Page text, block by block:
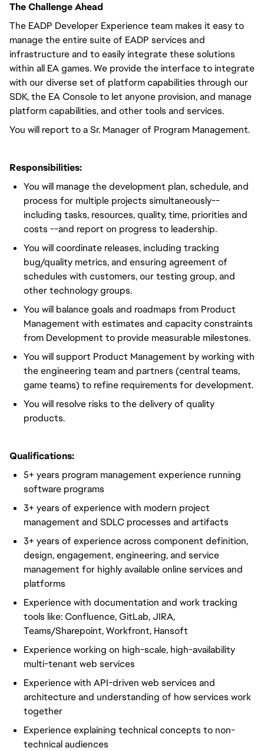
The Challenge Ahead
The EADP Developer Experience team makes it easy to
manage the entire suite of EADP services and
infrastructure and to easily integrate these solutions
within all EA games. We provide the interface to integrate
with our diverse set of platform capabilities through our
SDK, the EA Console to let anyone provision, and manage
platform capabilities, and other tools and services.
You will report to a Sr. Manager of Program Management.
Responsibilities:
You will manage the development plan, schedule, and
process for multiple projects simultaneously--
including tasks, resources, quality, time, priorities and
costs --and report on progress to leadership.
You will coordinate releases, including tracking
bug/quality metrics, and ensuring agreement of
schedules with customers, our testing group, and
other technology groups.
You will balance goals and roadmaps from Product
Management with estimates and capacity constraints
from Development to provide measurable milestones.
You will support Product Management by working with
the engineering team and partners (central teams,
game teams) to refine requirements for development.
You will resolve risks to the delivery of quality
products.
Qualifications:
5+ years program management experience running
software programs
3+ years of experience with modern project
management and SDLC processes and artifacts
3+ years of experience across component definition,
design, engagement, engineering, and service
management for highly available online services and
platforms
Experience with documentation and work tracking
tools like: Confluence, GitLab, JIRA,
Teams/Sharepoint, Workfront, Hansoft
Experience working on high-scale, high-availability
multi-tenant web services
Experience with API-driven web services and
architecture and understanding of how services work
together
Experience explaining technical concepts to non-
technical audiences